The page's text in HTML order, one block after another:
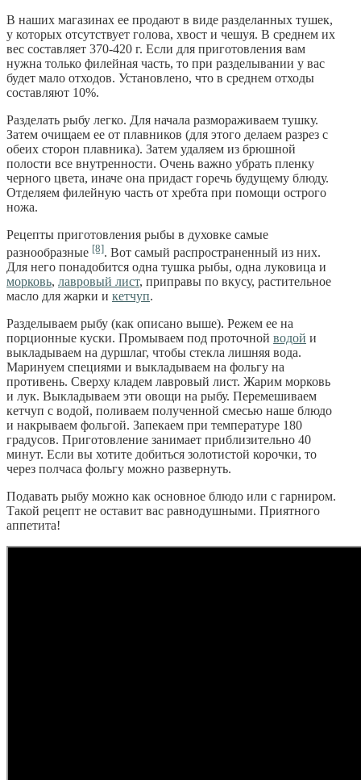
В наших магазинах ее продают в виде разделанных тушек,
у которых отсутствует голова, хвост и чешуя. В среднем их
вес составляет 370-420 г. Если для приготовления вам
нужна только филейная часть, то при разделывании у вас
будет мало отходов. Установлено, что в среднем отходы
составляют 10%.
Разделать рыбу легко. Для начала размораживаем тушку.
Затем очищаем ее от плавников (для этого делаем разрез с
обеих сторон плавника). Затем удаляем из брюшной
полости все внутренности. Очень важно убрать пленку
черного цвета, иначе она придаст горечь будущему блюду.
Отделяем филейную часть от хребта при помощи острого
ножа.
Рецепты приготовления рыбы в духовке самые
разнообразные [8]. Вот самый распространенный из них.
Для него понадобится одна тушка рыбы, одна луковица и
морковь, лавровый лист, приправы по вкусу, растительное
масло для жарки и кетчуп.
Разделываем рыбу (как описано выше). Режем ее на
порционные куски. Промываем под проточной водой и
выкладываем на дуршлаг, чтобы стекла лишняя вода.
Маринуем специями и выкладываем на фольгу на
противень. Сверху кладем лавровый лист. Жарим морковь
и лук. Выкладываем эти овощи на рыбу. Перемешиваем
кетчуп с водой, поливаем полученной смесью наше блюдо
и накрываем фольгой. Запекаем при температуре 180
градусов. Приготовление занимает приблизительно 40
минут. Если вы хотите добиться золотистой корочки, то
через полчаса фольгу можно развернуть.
Подавать рыбу можно как основное блюдо или с гарниром.
Такой рецепт не оставит вас равнодушными. Приятного
аппетита!